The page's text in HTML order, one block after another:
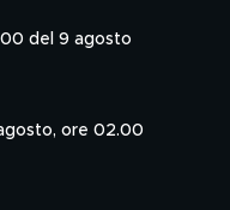
del 9 agosto
ore 02.00